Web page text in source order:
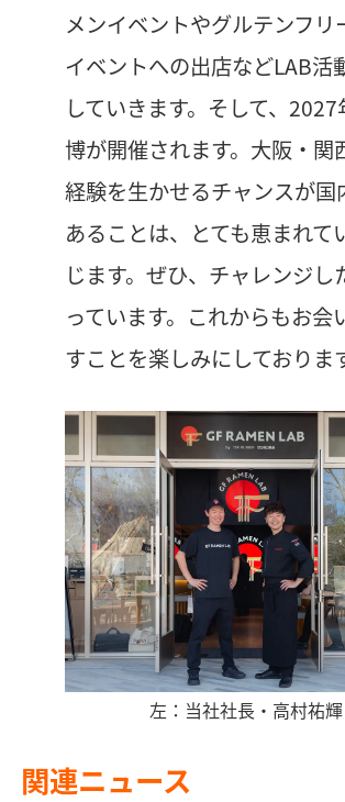
メンイベントやグルテンフリ
イベントへの出店などLAB活
していきます。そして、
博が開催されます。大阪・関
経験を生かせるチャンスが国
あることは、とても恵まれて
じます。ぜひ、チャレンジし
っています。これからもお会
すことを楽しみにしておりま
左：当社社長・高村祐輝
関連ニュース